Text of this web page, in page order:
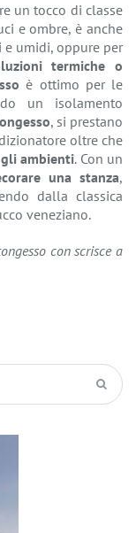
un tocco di classe
e ombre, è anche
umidi, oppure per
termiche o
è ottimo per le
un isolamento
, si prestano
oltre che
ambienti. Con un
una stanza,
dalla classica
veneziano.
con scrisce a